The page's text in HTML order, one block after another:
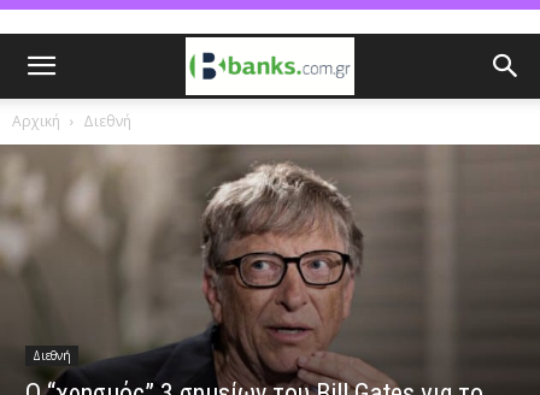
Αρχική Διεθνή
Διεθνή